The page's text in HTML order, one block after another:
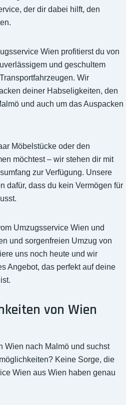
der dir dabei hilft, den
Wien profitierst du von
und geschultem
Wir
deiner Habseligkeiten, den
und auch um das Auspacken
Möbelstücke oder den
möchtest – wir stehen dir mit
zur Verfügung. Unsere
dafür, dass du kein Vermögen für
Umzugsservice Wien und
und sorgenfreien Umzug von
uns noch heute und wir
Angebot, das perfekt auf deine
von Wien
Wien nach Malmö und suchst
Keine Sorge, die
Wien aus Wien haben genau